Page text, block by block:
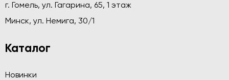
г. Гомель, ул. Гагарина, 65, 1 этаж
Минск, ул. Немига, 30/1
Каталог
Новинки